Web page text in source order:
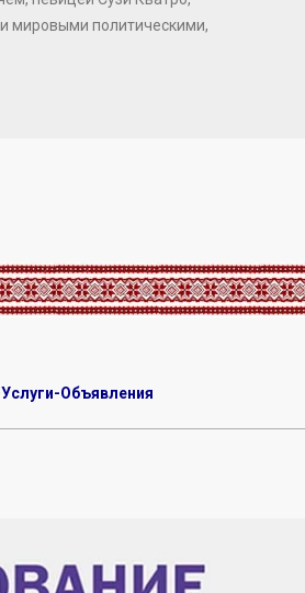
мировыми политическими,
Объявления